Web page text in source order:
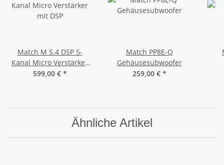
Match M 5.4 DSP 5-
Kanal Micro Verstärker
mit DSP
599,00 € *
Match PP8E-Q
Gehäusesubwoofer
259,00 € *
Ähnliche Artikel